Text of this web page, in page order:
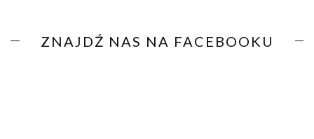
ZNAJDŹ NAS NA FACEBOOKU